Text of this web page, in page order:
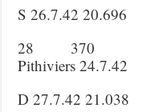
S 26.7.42 20.696
28
Pithiviers
D 27.7.42 21.038